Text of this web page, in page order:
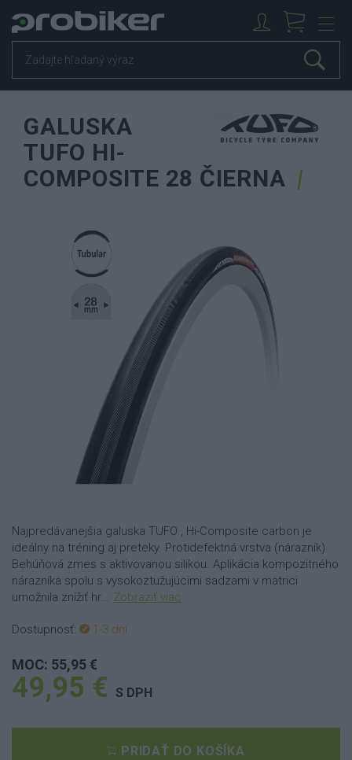
GALUSKA
TUFO HI-
COMPOSITE 28 ČIERNA
Najpredávanejšia galuska TUFO , Hi-Composite carbon je
ideálny na tréning aj preteky. Protidefektná vrstva (nárazník)
Behúňová zmes s aktivovanou silikou. Aplikácia kompozitného
nárazníka spolu s vysokoztužujúcimi sadzami v matrici
umožnila znížiť hr... Zobraziť viac
Dostupnosť: 1-3 dní
MOC: 55,95 €
49,95 € S DPH
PRIDAŤ DO KOŠÍKA